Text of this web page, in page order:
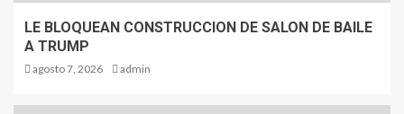
LE BLOQUEAN CONSTRUCCION DE SALON DE BAILE
A TRUMP
agosto 7, 2026 admin